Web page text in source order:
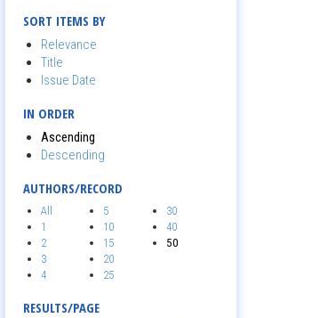
SORT ITEMS BY
Relevance
Title
Issue Date
IN ORDER
Ascending
Descending
AUTHORS/RECORD
All
1
2
3
4
5
10
15
20
25
30
40
50
RESULTS/PAGE